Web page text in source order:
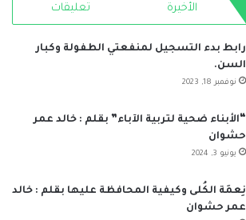
RSS الأخيرة تعليقات
رابط بدء التسجيل لمنفعتي الطفولة وكبار
السن.
نوفمبر 18, 2023
“الأبناء ضحية لتربية الآباء” بقلم : خالد عمر
حشوان
يونيو 3, 2024
نِعمَة الكُلى وكيفية المحافظة عليها بقلم : خالد
عمر حشوان